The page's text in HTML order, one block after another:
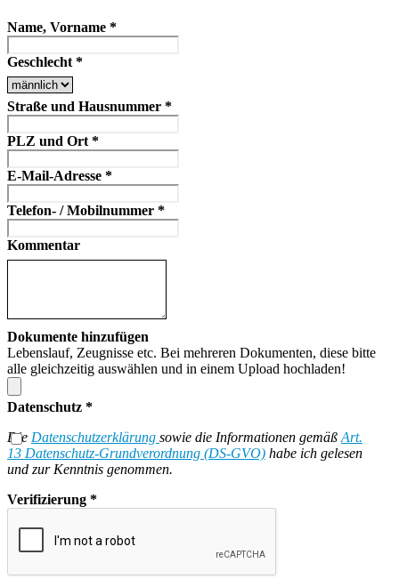
Name, Vorname *
Geschlecht *
Straße und Hausnummer *
PLZ und Ort *
E-Mail-Adresse *
Telefon- / Mobilnummer *
Kommentar
Dokumente hinzufügen
Lebenslauf, Zeugnisse etc. Bei mehreren Dokumenten, diese bitte
alle gleichzeitig auswählen und in einem Upload hochladen!
Datenschutz *
Die Datenschutzerklärung sowie die Informationen gemäß Art.
13 Datenschutz-Grundverordnung (DS-GVO) habe ich gelesen
und zur Kenntnis genommen.
Verifizierung *